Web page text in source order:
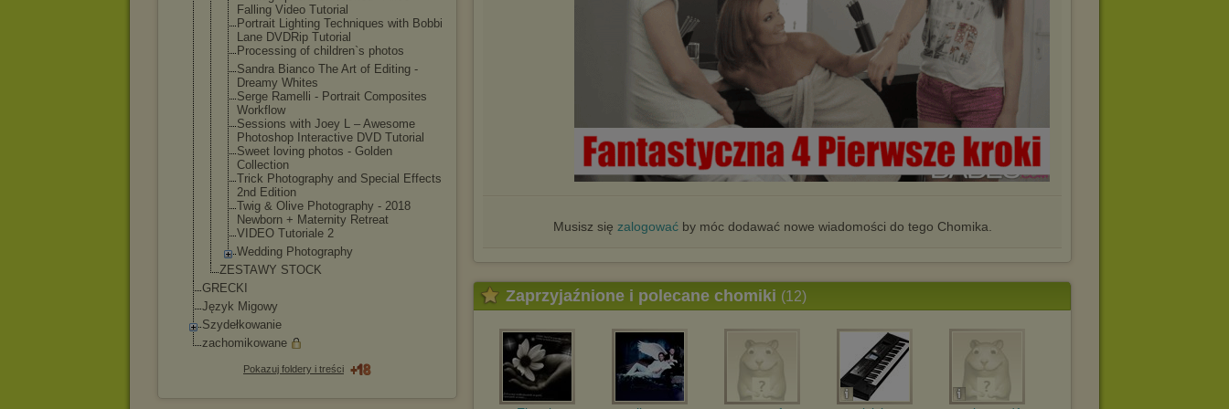
Falling Video Tutorial
Portrait Lighting Techniques with Bobbi
Lane DVDRip Tutorial
Processing of children`s photos
Sandra Bianco The Art of Editing -
Dreamy Whites
Serge Ramelli - Portrait Composites
Workflow
Sessions with Joey L – Awesome
Photoshop Interactive DVD Tutorial
Sweet loving photos - Golden
Collection
Trick Photography and Special Effects
2nd Edition
Twig & Olive Photography - 2018
Newborn + Maternity Retreat
VIDEO Tutoriale 2
Wedding Photography
ZESTAWY STOCK
GRECKI
Język Migowy
Szydełkowanie
zachomikowane
Pokazuj foldery i treści
Musisz się zalogowaćby móc dodawać nowe wiadomości do tego Chomika.
Zaprzyjaźnione i polecane chomiki (12)